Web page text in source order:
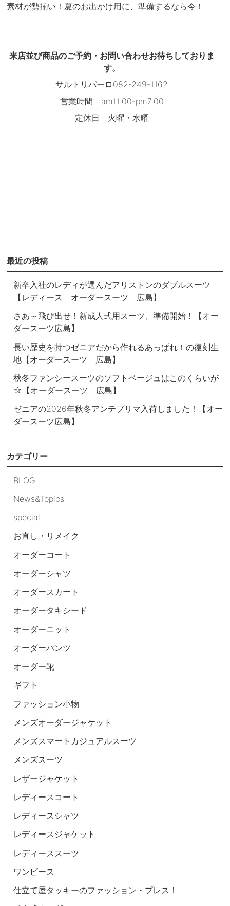
素材が勢揃い！夏のお出かけ用に、準備するなら今！
来店並び商品のご予約・お問い合わせお待ちしておりま
す。
サルトリパーロ 082-249-1162
営業時間 am11:00-pm7:00
定休日 火曜・水曜
最近の投稿
新卒入社のレディが選んだアリストンのダブルスーツ
【レディース オーダースーツ 広島】
さあ～飛び出せ！新成人式用スーツ、準備開始！【オー
ダースーツ広島】
長い歴史を持つゼニアだから作れるあっぱれ！の復刻生
地【オーダースーツ 広島】
秋冬ファンシースーツのソフトベージュはこのくらいが
☆【オーダースーツ 広島】
ゼニアの2026年秋冬アンテプリマ入荷しました！【オー
ダースーツ広島】
カテゴリー
BLOG
News&Topics
special
お直し・リメイク
オーダーコート
オーダーシャツ
オーダースカート
オーダータキシード
オーダーニット
オーダーパンツ
オーダー靴
ギフト
ファッション小物
メンズオーダージャケット
メンズスマートカジュアルスーツ
メンズスーツ
レザージャケット
レディースコート
レディースシャツ
レディースジャケット
レディーススーツ
ワンピース
仕立て屋タッキーのファッション・プレス！